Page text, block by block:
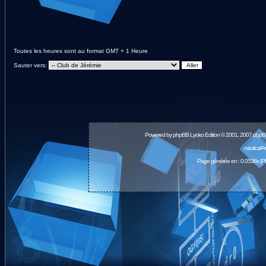
Toutes les heures sont au format GMT + 1 Heure
Sauter vers:
Powered byphpBBLyoko Edition © 2001, 2007
Page générée en : 0.0538s